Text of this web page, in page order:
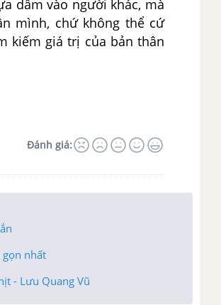
dẫm vào người khác, mà
mình, chứ không thể cứ
kiếm giá trị của bản thân
Đánh giá:
gọn nhất
- Lưu Quang Vũ